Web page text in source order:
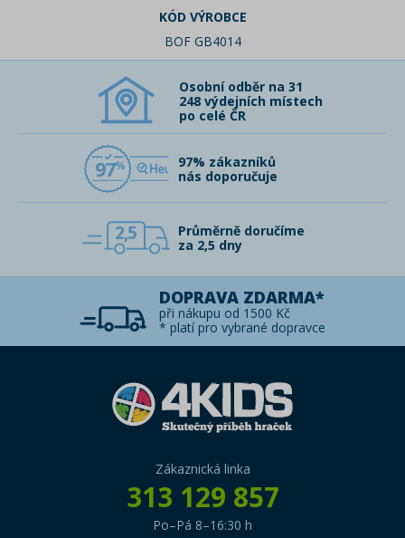
KÓD VÝROBCE
BOF GB4014
Osobní odběr na 31
248 výdejních místech
po celé ČR
97
97% zákazníků
nás doporučuje
2,5
Průměrně doručíme
za 2,5 dny
DOPRAVA ZDARMA*
při nákupu od 1500 Kč
* platí pro vybrané dopravce
Zákaznická linka
313 129 857
Po–Pá 8–16:30 h